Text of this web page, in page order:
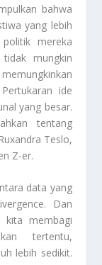
bahwa
yang lebih
mereka
mungkin
ide
yang besar.
tentang
Teslo,
Z-er.
data yang
Dan
kita membagi
tertentu,
lebih sedikit.